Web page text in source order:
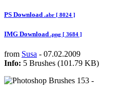
PS Download .abr [ 8024 ]
IMG Download .png [ 3684 ]
from Susa - 07.02.2009
Info: 5 Brushes (101.79 KB)